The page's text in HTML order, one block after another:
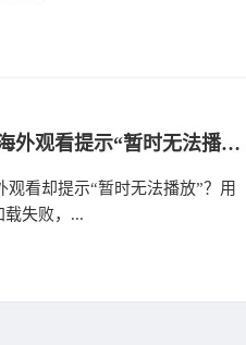
《完美世界》特别篇登顶腾讯国漫，海外观看提示“暂时无法播放”？六毫秒加速器轻松搞定
观看却提示“暂时无法播放”？用
载失败，...